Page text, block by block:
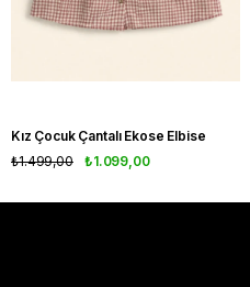
Kız Çocuk Çantalı Ekose Elbise
₺1.099,00
₺1.499,00